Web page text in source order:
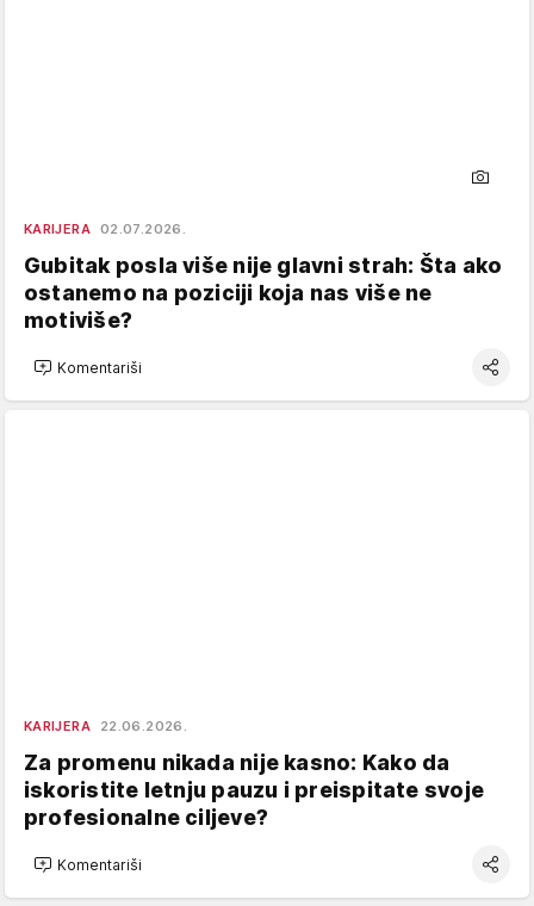
KARIJERA 02.07.2026.
Gubitak posla više nije glavni strah: Šta ako
ostanemo na poziciji koja nas više ne
motiviše?
Komentariši
KARIJERA 22.06.2026.
Za promenu nikada nije kasno: Kako da
iskoristite letnju pauzu i preispitate svoje
profesionalne ciljeve?
Komentariši